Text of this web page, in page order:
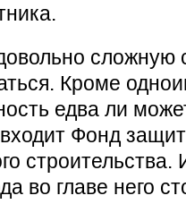
сложную
Кроме
едва ли
Фонд
во главе него